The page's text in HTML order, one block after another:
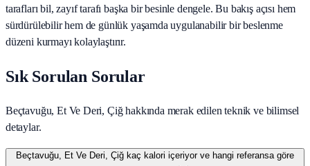
tarafları bil, zayıf tarafı başka bir besinle dengele. Bu bakış açısı hem
sürdürülebilir hem de günlük yaşamda uygulanabilir bir beslenme
düzeni kurmayı kolaylaştırır.
Sık Sorulan Sorular
Beçtavuğu, Et Ve Deri, Çiğ hakkında merak edilen teknik ve bilimsel
detaylar.
Beçtavuğu, Et Ve Deri, Çiğ kaç kalori içeriyor ve hangi referansa göre